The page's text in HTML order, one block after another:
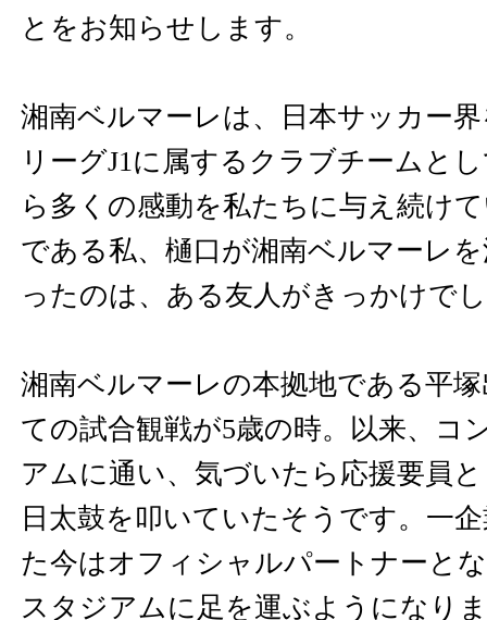
とをお知らせします。
湘南ベルマーレは、日本サッカー
リーグJ1に属するクラブチームと
ら多くの感動を私たちに与え続け
である私、樋口が湘南ベルマーレ
ったのは、ある友人がきっかけで
湘南ベルマーレの本拠地である平
ての試合観戦が5歳の時。以来、コ
アムに通い、気づいたら応援要員
日太鼓を叩いていたそうです。一
た今はオフィシャルパートナーと
スタジアムに足を運ぶようになり